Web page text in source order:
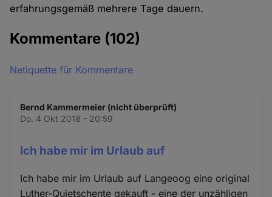
erfahrungsgemäß mehrere Tage dauern.
Kommentare (102)
Netiquette für Kommentare
Bernd Kammermeier (nicht überprüft)
Do. 4 Okt 2018 - 20:59
Ich habe mir im Urlaub auf
Ich habe mir im Urlaub auf Langeoog eine original
Luther-Quietschente gekauft - eine der unzähligen